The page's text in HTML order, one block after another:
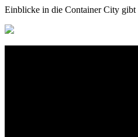
Einblicke in die Container City gibt